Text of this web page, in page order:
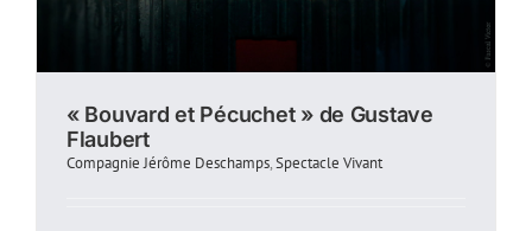
« Bouvard et Pécuchet » de Gustave
Flaubert
Compagnie Jérôme Deschamps,Spectacle Vivant